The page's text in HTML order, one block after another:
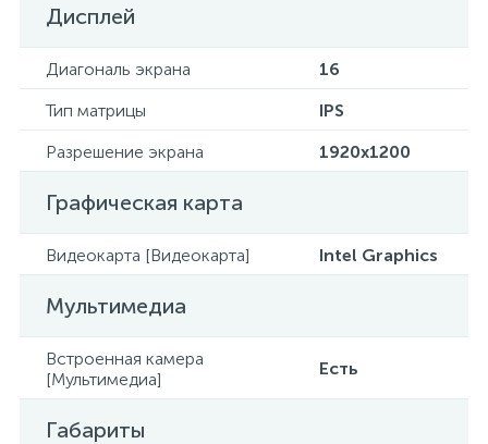
Дисплей
Диагональ экрана
16
Тип матрицы
IPS
Разрешение экрана
1920x1200
Графическая карта
Видеокарта [Видеокарта] Intel Graphics
Мультимедиа
Встроенная камера
[Мультимедиа]
Есть
Габариты